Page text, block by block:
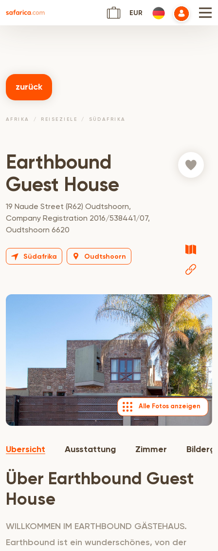
EUR
zurück
AFRIKA REISEZIELE SÜDAFRIKA
Earthbound
Guest House
19 Naude Street (R62) Oudtshoorn,
Company Registration 2016/538441/07,
Oudtshoorn 6620
Südafrika Oudtshoorn
Alle Fotos anzeigen
Übersicht Ausstattung Zimmer
Über Earthbound Guest
House
WILLKOMMEN IM EARTHBOUND GÄSTEHAUS.
Earthbound ist ein wunderschönes, von der